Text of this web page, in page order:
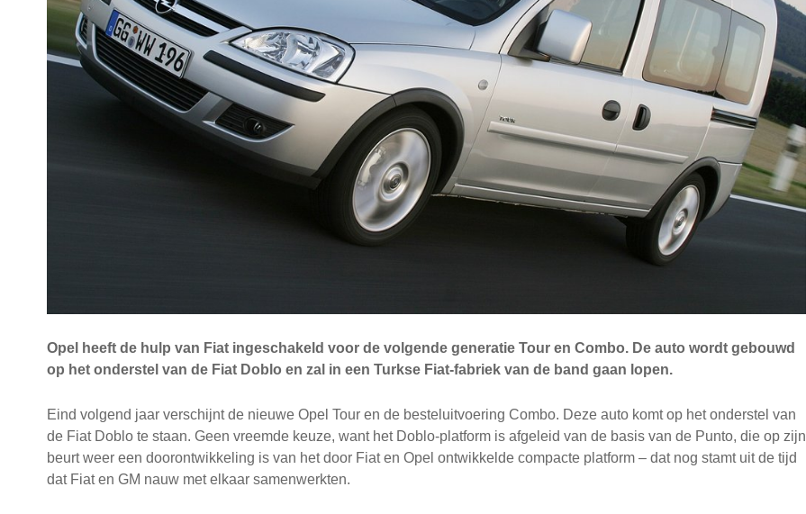
Opel heeft de hulp van Fiat ingeschakeld voor de volgende generatie Tour en Combo. De auto wordt gebouwd
op het onderstel van de Fiat Doblo en zal in een Turkse Fiat-fabriek van de band gaan lopen.
Eind volgend jaar verschijnt de nieuwe Opel Tour en de besteluitvoering Combo. Deze auto komt op het onderstel van
de Fiat Doblo te staan. Geen vreemde keuze, want het Doblo-platform is afgeleid van de basis van de Punto, die op zijn
beurt weer een doorontwikkeling is van het door Fiat en Opel ontwikkelde compacte platform – dat nog stamt uit de tijd
dat Fiat en GM nauw met elkaar samenwerkten.